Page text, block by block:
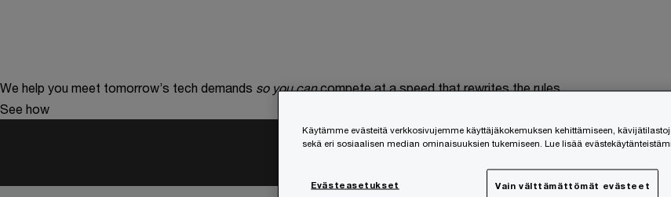
We help you meet tomorrow’s tech demands so you can compete at a speed that rewrites the rules
See how
Seuraa ja osallistu
Käytämme evästeitä verkkosivujemme käyttäjäkokemuksen kehittämiseen,
sekä eri sosiaalisen median ominaisuuksien tukemiseen. Lue lisää
Evästeasetukset Vain välttämättömät evästeet